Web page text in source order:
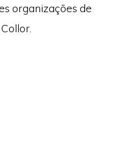
organizações de